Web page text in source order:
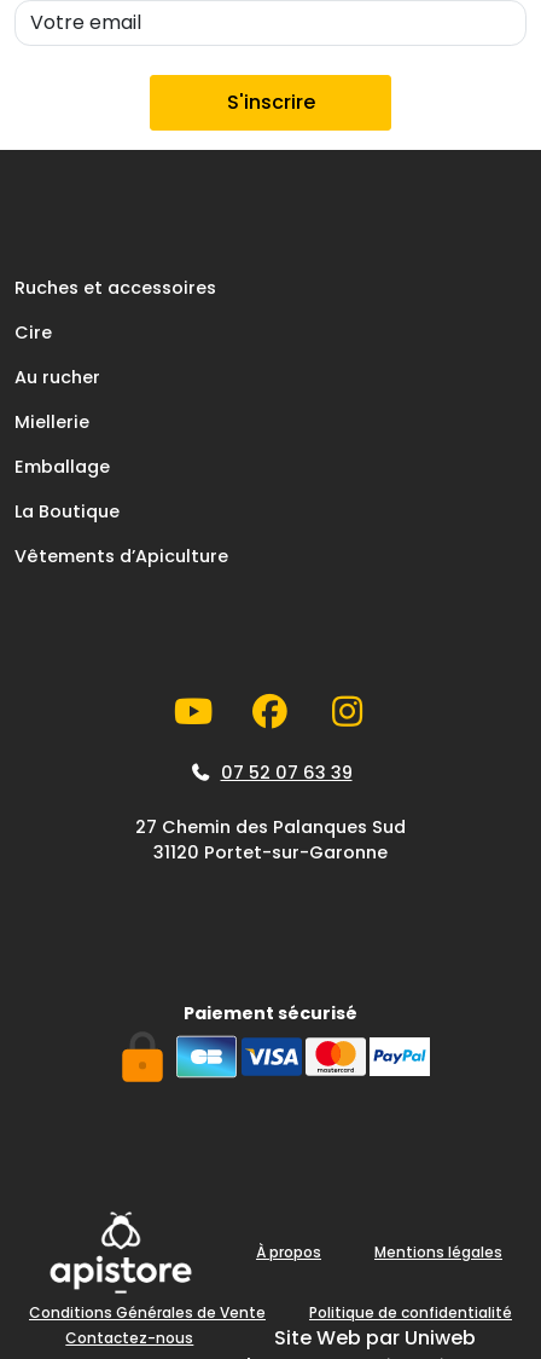
Ruches et accessoires
Cire
Au rucher
Miellerie
Emballage
La Boutique
Vêtements d’Apiculture
07 52 07 63 39
27 Chemin des Palanques Sud
31120 Portet-sur-Garonne
Paiement sécurisé
À propos Mentions légales
Conditions Générales de Vente
Politique de confidentialité
Contactez-nous
Site Web par Uniweb